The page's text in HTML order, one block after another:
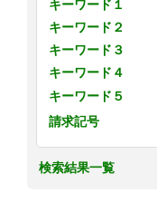
キーワード１
キーワード２
キーワード３
キーワード４
キーワード５
請求記号
検索結果一覧